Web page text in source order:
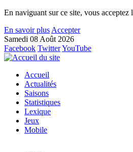
En naviguant sur ce site, vous
En savoir plus Accepter
Samedi 08 Août 2026
Facebook TwitterYouTube
Accueil
Actualités
Saisons
Statistiques
Lexique
Jeux
Mobile